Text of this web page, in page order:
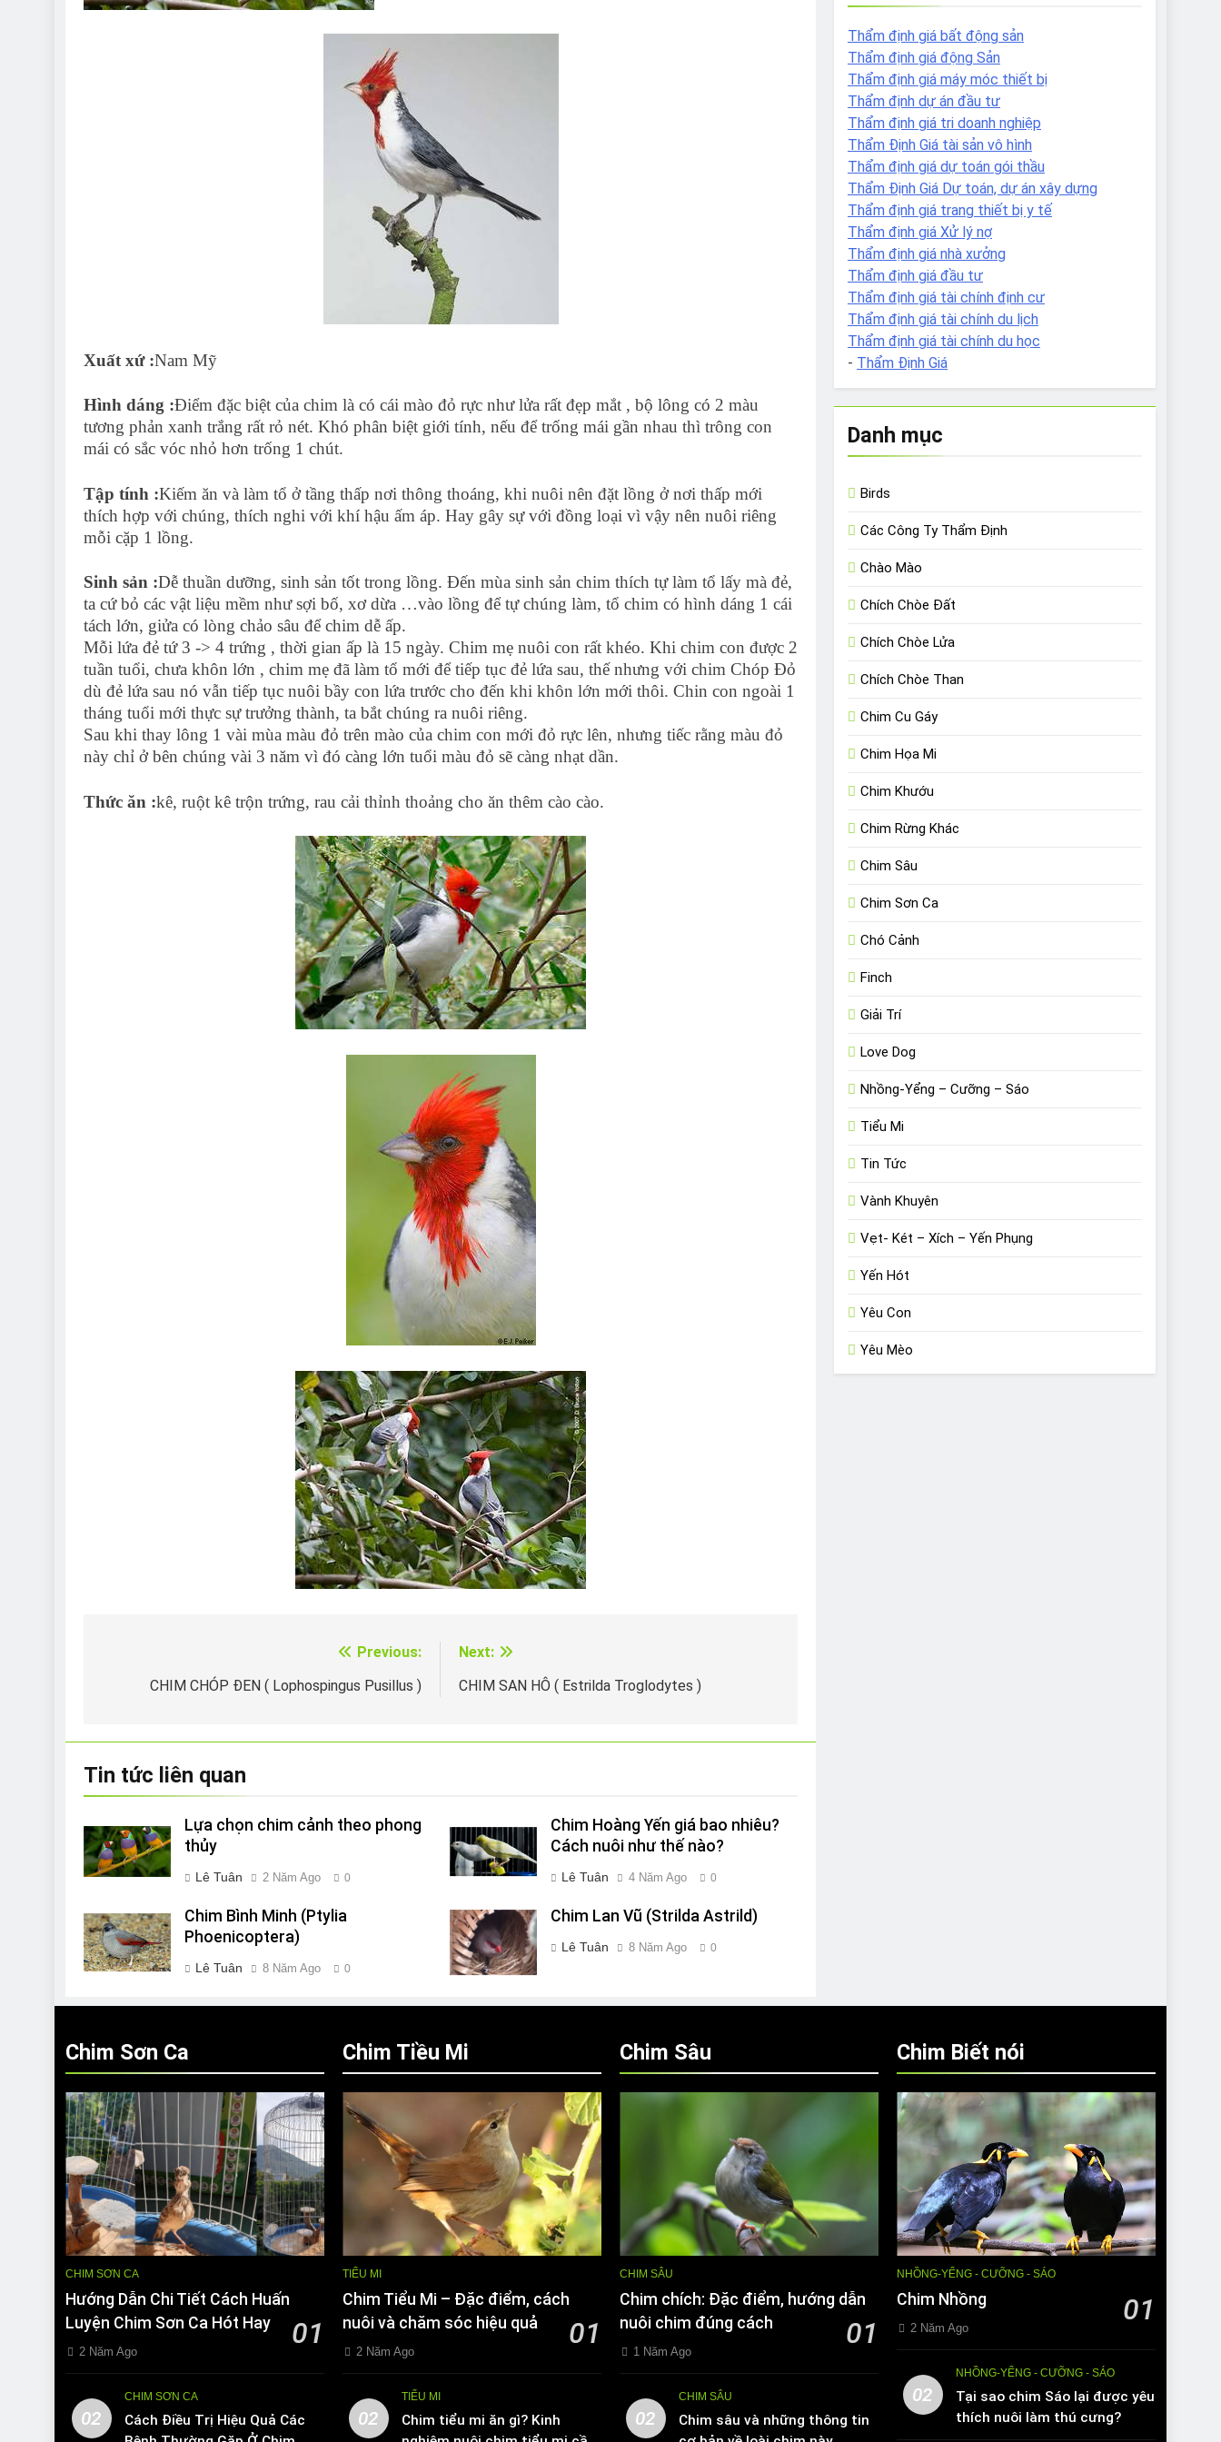
Xuất xứ :Nam Mỹ
Hình dáng :Điểm đặc biệt của chim là có cái mào đỏ rực như lửa rất đẹp mắt , bộ lông có 2 màu
tương phản xanh trắng rất rỏ nét. Khó phân biệt giới tính, nếu để trống mái gần nhau thì trông con
mái có sắc vóc nhỏ hơn trống 1 chút.
Tập tính :Kiếm ăn và làm tổ ở tầng thấp nơi thông thoáng, khi nuôi nên đặt lồng ở nơi thấp mới
thích hợp với chúng, thích nghi với khí hậu ấm áp. Hay gây sự với đồng loại vì vậy nên nuôi riêng
mỗi cặp 1 lồng.
Sinh sản :Dễ thuần dưỡng, sinh sản tốt trong lồng. Đến mùa sinh sản chim thích tự làm tổ lấy mà đẻ,
ta cứ bỏ các vật liệu mềm như sợi bố, xơ dừa …vào lồng để tự chúng làm, tổ chim có hình dáng 1 cái
tách lớn, giửa có lòng chảo sâu để chim dễ ấp.
Mỗi lứa đẻ tứ 3 -> 4 trứng , thời gian ấp là 15 ngày. Chim mẹ nuôi con rất khéo. Khi chim con được 2
tuần tuổi, chưa khôn lớn , chim mẹ đã làm tổ mới để tiếp tục đẻ lứa sau, thế nhưng với chim Chóp Đỏ
dù đẻ lứa sau nó vẫn tiếp tục nuôi bầy con lứa trước cho đến khi khôn lớn mới thôi. Chin con ngoài 1
tháng tuổi mới thực sự trưởng thành, ta bắt chúng ra nuôi riêng.
Sau khi thay lông 1 vài mùa màu đỏ trên mào của chim con mới đỏ rực lên, nhưng tiếc rằng màu đỏ
này chỉ ở bên chúng vài 3 năm vì đó càng lớn tuổi màu đỏ sẽ càng nhạt dần.
Thức ăn :kê, ruột kê trộn trứng, rau cải thỉnh thoảng cho ăn thêm cào cào.
hướng
Previous:
CHIM CHÓP ĐEN ( Lophospingus Pusillus )
Next:
CHIM SAN HÔ ( Estrilda Troglodytes )
Tin tức liên quan
Lựa chọn chim cảnh theo phong
thủy
Lê Tuân 2 Năm Ago 0
Chim Hoàng Yến giá bao nhiêu?
Cách nuôi như thế nào?
Lê Tuân 4 Năm Ago 0
Chim Bình Minh (Ptylia
Phoenicoptera)
Lê Tuân 8 Năm Ago 0
Chim Lan Vũ (Strilda Astrild)
Lê Tuân 8 Năm Ago 0
Thẩm định giá bất động sản
Thẩm định giá động Sản
Thẩm định giá máy móc thiết bị
Thẩm định dự án đầu tư
Thẩm định giá tri doanh nghiệp
Thẩm Định Giá tài sản vô hình
Thẩm định giá dự toán gói thầu
Thẩm Định Giá Dự toán, dự án xây dựng
Thẩm định giá trang thiết bị y tế
Thẩm định giá Xử lý nợ
Thẩm định giá nhà xưởng
Thẩm định giá đầu tư
Thẩm định giá tài chính định cư
Thẩm định giá tài chính du lịch
Thẩm định giá tài chính du học
- Thẩm Định Giá
Danh mục
Birds
Các Công Ty Thẩm Định
Chào Mào
Chích Chòe Đất
Chích Chòe Lửa
Chích Chòe Than
Chim Cu Gáy
Chim Họa Mi
Chim Khướu
Chim Rừng Khác
Chim Sâu
Chim Sơn Ca
Chó Cảnh
Finch
Giải Trí
Love Dog
Nhồng-Yểng – Cưỡng – Sáo
Tiểu Mi
Tin Tức
Vành Khuyên
Vẹt- Két – Xích – Yến Phụng
Yến Hót
Yêu Con
Yêu Mèo
Chim Sơn Ca
CHIM SƠN CA
Hướng Dẫn Chi Tiết Cách Huấn
Luyện Chim Sơn Ca Hót Hay
01
2 Năm Ago
02
CHIM SƠN CA
Cách Điều Trị Hiệu Quả Các
Chim Tiều Mi
TIỂU MI
Chim Tiểu Mi – Đặc điểm, cách
nuôi và chăm sóc hiệu quả
01
2 Năm Ago
02
TIỂU MI
Chim tiểu mi ăn gì? Kinh
Chim Sâu
CHIM SÂU
Chim chích: Đặc điểm, hướng dẫn
nuôi chim đúng cách
01
1 Năm Ago
02
CHIM SÂU
Chim sâu và những thông tin
Chim Biết nói
NHỒNG-YỂNG - CƯỠNG - SÁO
Chim Nhồng 01
2 Năm Ago
02
NHỒNG-YỂNG - CƯỠNG - SÁO
Tại sao chim Sáo lại được yêu
thích nuôi làm thú cưng?